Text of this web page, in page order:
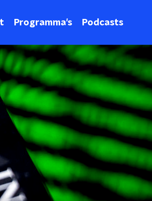
Programma's Podcasts